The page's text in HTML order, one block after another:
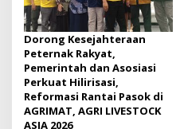
Dorong Kesejahteraan
Peternak Rakyat,
Pemerintah dan Asosiasi
Perkuat Hilirisasi,
Reformasi Rantai Pasok di
AGRIMAT, AGRI LIVESTOCK
ASIA 2026